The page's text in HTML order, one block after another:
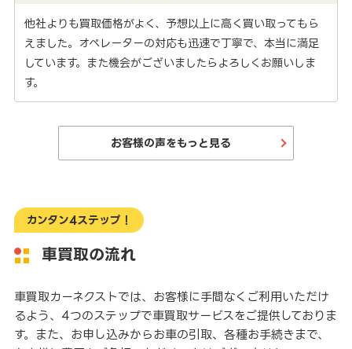
他社よりも買取価格がよく、予想以上に高く買い取ってもら
えました。オペレーターの対応も迅速で丁寧で、本当に満足
しています。また機会がございましたらよろしくお願いしま
す。
お客様の声をもっと見る
カンタン4ステップ！
車買取の流れ
車買取カーネクストでは、お客様に手間なくご利用いただけ
るよう、4つのステップで車買取サービスをご提供しておりま
す。また、お申し込みからお車の引取、各種お手続きまで、